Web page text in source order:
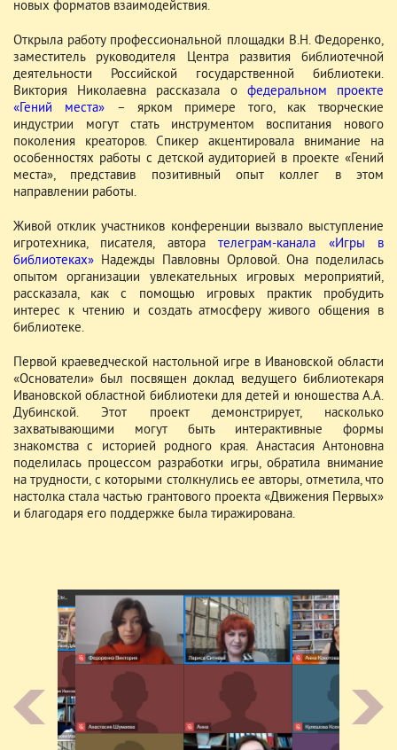
новых форматов взаимодействия.
Открыла работу профессиональной площадки В.Н. Федоренко,
заместитель руководителя Центра развития библиотечной
деятельности Российской государственной библиотеки.
Виктория Николаевна рассказала о федеральном проекте
«Гений места»– ярком примере того, как творческие
индустрии могут стать инструментом воспитания нового
поколения креаторов. Спикер акцентировала внимание на
особенностях работы с детской аудиторией в проекте «Гений
места», представив позитивный опыт коллег в этом
направлении работы.
Живой отклик участников конференции вызвало выступление
игротехника, писателя, авторателеграм-канала «Игры в
библиотеках» Надежды Павловны Орловой. Она поделилась
опытом организации увлекательных игровых мероприятий,
рассказала, как с помощью игровых практик пробудить
интерес к чтению и создать атмосферу живого общения в
библиотеке.
Первой краеведческой настольной игре в Ивановской области
«Основатели» был посвящен доклад ведущего библиотекаря
Ивановской областной библиотеки для детей и юношества А.А.
Дубинской. Этот проект демонстрирует, насколько
захватывающими могут быть интерактивные формы
знакомства с историей родного края. Анастасия Антоновна
поделилась процессом разработки игры, обратила внимание
на трудности, с которыми столкнулись ее авторы, отметила, что
настолка стала частью грантового проекта «Движения Первых»
и благодаря его поддержке была тиражирована.